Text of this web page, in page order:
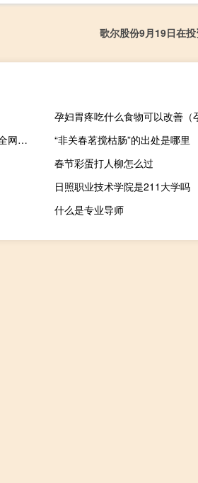
歌尔股份9月19日在
孕妇胃疼吃什么食物可以改善（
2023年10月20日宁夏回族自治区中卫市疫情大数据-今日/今天疫情全网搜索最新实时消息动态情况通知播报
“非关春茗搅枯肠”的出处是哪里
春节彩蛋打人柳怎么过
日照职业技术学院是211大学吗
什么是专业导师